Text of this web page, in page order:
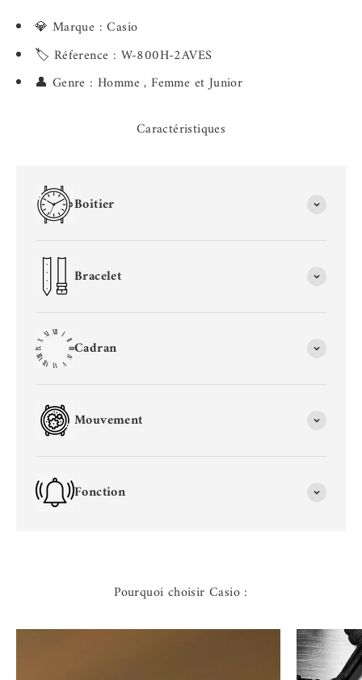
💎 Marque : Casio
🏷️ Réference : W-800H-2AVES
👤 Genre : Homme , Femme et Junior
Caractéristiques
Boitier
Bracelet
Cadran
Mouvement
Fonction
Pourquoi choisir Casio :